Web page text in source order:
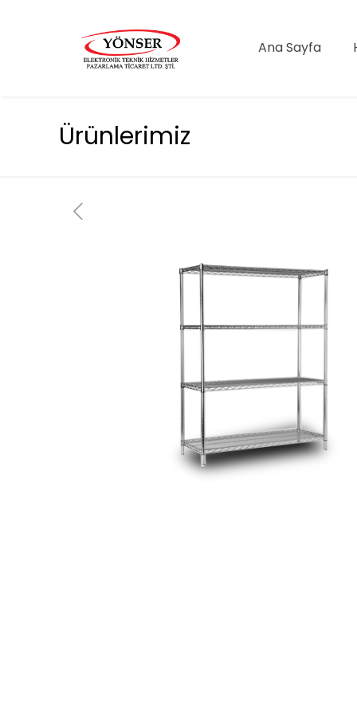
Ana Sayfa
Ürünlerimiz